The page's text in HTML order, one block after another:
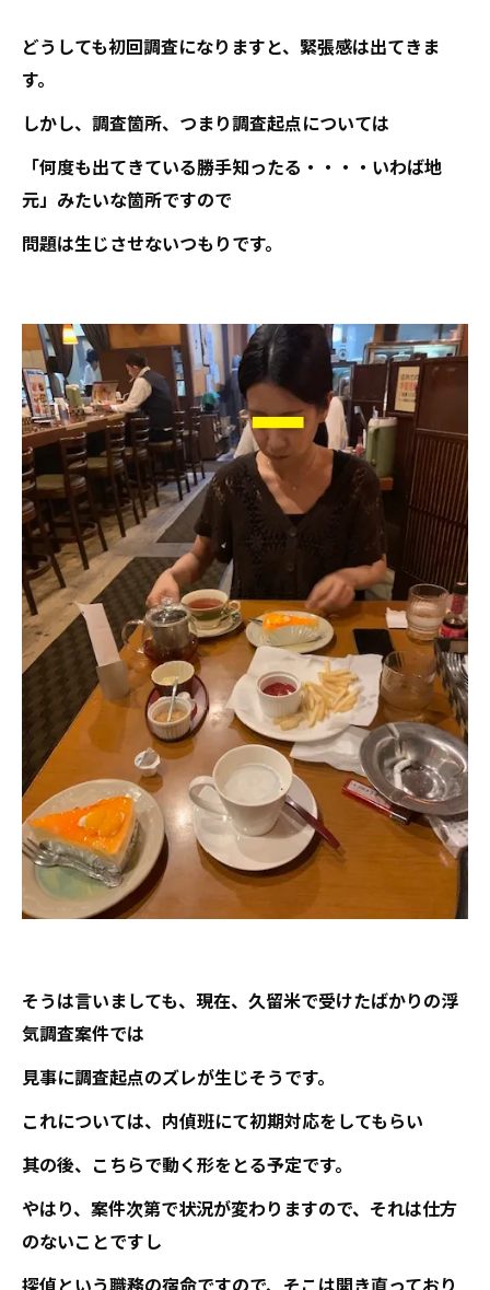
どうしても初回調査になりますと、緊張感は出てきま
す。
しかし、調査箇所、つまり調査起点については
「何度も出てきている勝手知ったる・・・・いわば地
元」みたいな箇所ですので
問題は生じさせないつもりです。
そうは言いましても、現在、久留米で受けたばかりの浮
気調査案件では
見事に調査起点のズレが生じそうです。
これについては、内偵班にて初期対応をしてもらい
其の後、こちらで動く形をとる予定です。
やはり、案件次第で状況が変わりますので、それは仕方
のないことですし
探偵という職務の宿命ですので、そこは開き直っており